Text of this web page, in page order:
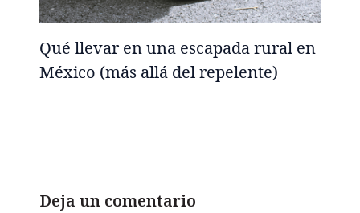
Qué llevar en una escapada rural en
México (más allá del repelente)
Deja un comentario